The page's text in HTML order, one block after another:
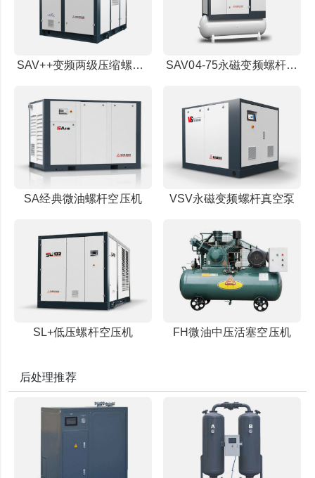
SAV++变频两级压缩螺杆空压机 SAV04-75永磁变频螺杆空压机
SA经典微油螺杆空压机 VSV永磁变频螺杆真空泵
SL+低压螺杆空压机 FH微油中压活塞空压机
后处理推荐